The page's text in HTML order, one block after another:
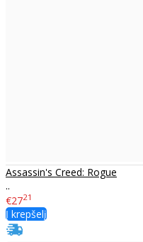
Assassin's Creed: Rogue
..
€2721
Į krepšelį